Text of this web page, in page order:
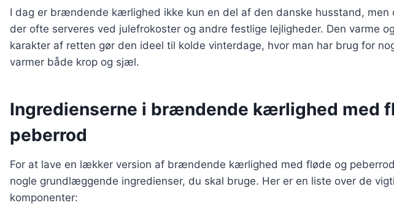
I dag er brændende kærlighed ikke kun en del af den danske husstand, men
der ofte serveres ved julefrokoster og andre festlige lejligheder. Den varme
karakter af retten gør den ideel til kolde vinterdage, hvor man har brug for
varmer både krop og sjæl.
Ingredienserne i brændende kærlighed med
peberrod
For at lave en lækker version af brændende kærlighed med fløde og
nogle grundlæggende ingredienser, du skal bruge. Her er en liste over de
komponenter: